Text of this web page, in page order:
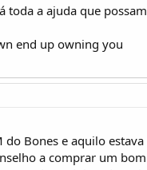
toda a ajuda que
end up owning you
do Bones e aquilo
a comprar um